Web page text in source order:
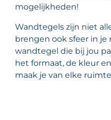
mogelijkheden!
Wandtegels zijn niet
brengen ook sfeer in je
wandtegel die bij jou
het formaat, de kleur
maak je van elke